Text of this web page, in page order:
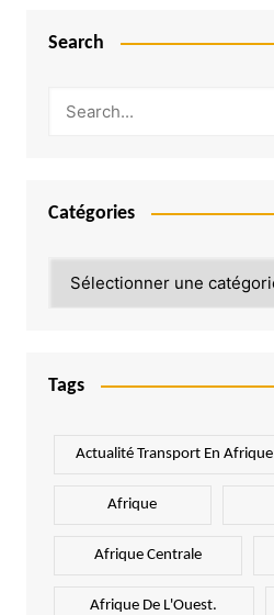
Search
Catégories
Tags
Actualité Transport En Afrique
Afrique
Afrique Centrale
Afrique De L'Ouest.